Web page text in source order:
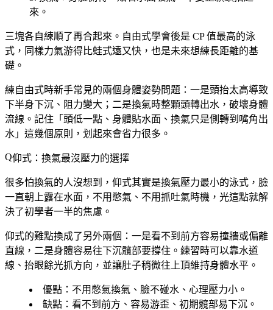
來。
三塊各自練順了再合起來。 自由式學會後是 CP 值最高的泳
式 ，同樣力氣游得比蛙式遠又快，也是未來想練長距離的基
礎。
練自由式時新手常見的兩個身體姿勢問題：一是頭抬太高導致
下半身下沉、阻力變大；二是換氣時整顆頭轉出水，破壞身體
流線。記住「頭低一點、身體貼水面、換氣只是側轉到嘴角出
水」這幾個原則，划起來會省力很多。
仰式：換氣最沒壓力的選擇
很多怕換氣的人沒想到，仰式其實是換氣壓力最小的泳式，臉
一直朝上露在水面，不用憋氣、不用抓吐氣時機，光這點就解
決了初學者一半的焦慮。
仰式的難點換成了另外兩個：一是看不到前方容易撞牆或偏離
直線，二是身體容易往下沉髖部要撐住。練習時可以靠水道
線、抬眼餘光抓方向，並讓肚子稍微往上頂維持身體水平。
優點 ：不用憋氣換氣、臉不碰水、心理壓力小。
缺點 ：看不到前方、容易游歪、初期髖部易下沉。